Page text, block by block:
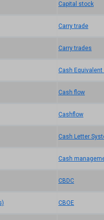
Capital stock
Carry trade
Carry trades
Cash
Cash flow
Cashflow
Cash Letter
Cash
CBDC
CBOE